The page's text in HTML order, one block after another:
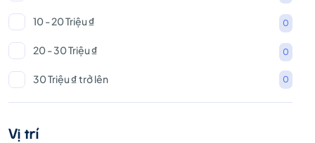
10 - 20 Triệu ₫ 0
20 - 30 Triệu ₫ 0
30 Triệu ₫ trở lên 0
Vị trí